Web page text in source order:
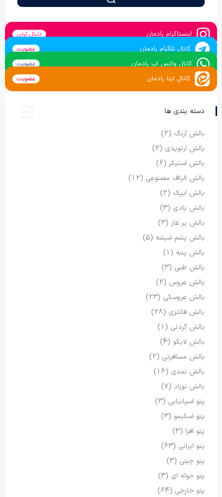
اینستاگرام رادمان دنبال کردن
کانال تلگرام رادمان عضویت
کانال واتس اپ رادمان عضویت
کانال ایتا رادمان عضویت
دسته بندی ها
بالش آرنگ (2)
بالش ارتوپدی (2)
بالش استیکر (6)
بالش الیاف مصنوعی (12)
بالش ایپک (2)
بالش بادی (3)
بالش پر غاز (3)
بالش پشم شیشه (5)
بالش پنبه (1)
بالش طبی (3)
بالش عروس (2)
بالش عروسکی (23)
بالش فانتزی (28)
بالش گردنی (1)
بالش لایکو (4)
بالش مسافرتی (2)
بالش نمدی (16)
بالش نوزاد (7)
پتو اسپانیایی (3)
پتو اسکیمو (3)
پتو افرا (3)
پتو ایرانی (63)
پتو چینی (3)
پتو حوله ای (3)
پتو خارجی (64)